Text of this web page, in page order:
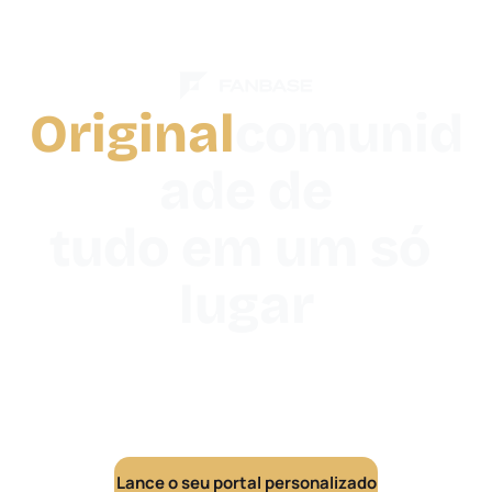
Original
Lance o seu portal personalizado